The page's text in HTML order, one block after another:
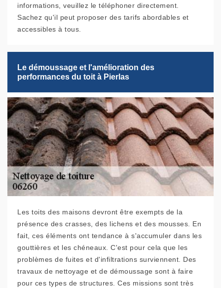
informations, veuillez le téléphoner directement.
Sachez qu'il peut proposer des tarifs abordables et
accessibles à tous.
Le démoussage et l'amélioration des
performances du toit à Pierlas
Les toits des maisons devront être exempts de la
présence des crasses, des lichens et des mousses. En
fait, ces éléments ont tendance à s'accumuler dans les
gouttières et les chéneaux. C'est pour cela que les
problèmes de fuites et d'infiltrations surviennent. Des
travaux de nettoyage et de démoussage sont à faire
pour ces types de structures. Ces missions sont très